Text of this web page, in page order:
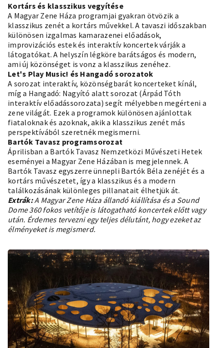
Kortárs és klasszikus vegyítése
A Magyar Zene Háza programjai gyakran ötvözik a
klasszikus zenét a kortárs művekkel. A tavaszi időszakban
különösen izgalmas kamarazenei előadások,
improvizációs estek és interaktív koncertek várják a
látogatókat. A helyszín légköre barátságos és modern,
ami új közönséget is vonz a klasszikus zenéhez.
Let's Play Music! és Hangadó sorozatok
A sorozat interaktív, közönségbarát koncerteket kínál,
míg a Hangadó: Nagyító alatt sorozat (Árpád Tóth
interaktív előadássorozata) segít mélyebben megérteni a
zene világát. Ezek a programok különösen ajánlottak
fiataloknak és azoknak, akik a klasszikus zenét más
perspektívából szeretnék megismerni.
Bartók Tavasz programsorozat
Áprilisban a Bartók Tavasz Nemzetközi Művészeti Hetek
eseményei a Magyar Zene Házában is megjelennek. A
Bartók Tavasz egyszerre ünnepli Bartók Béla zenéjét és a
kortárs művészetet, így a klasszikus és a modern
találkozásának különleges pillanatait élhetjük át.
Extrák:A Magyar Zene Háza állandó kiállítása és a Sound
Dome 360 fokos vetítője is látogatható koncertek előtt vagy
után. Érdemes tervezni egy teljes délutánt, hogy ezeket az
élményeket is megismerd.